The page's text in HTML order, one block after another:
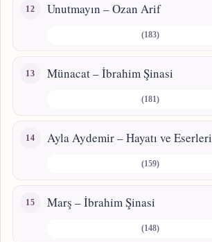
Unutmayın – Ozan Arif
(183)
Münacat – İbrahim Şinasi
(181)
Ayla Aydemir – Hayatı ve Eserleri
(159)
Marş – İbrahim Şinasi
(148)